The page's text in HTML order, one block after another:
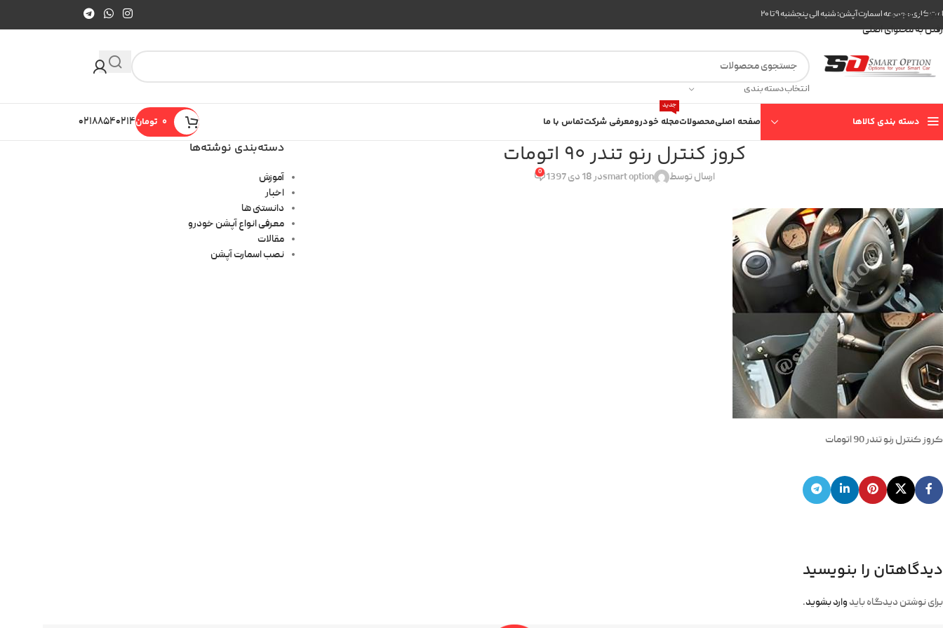
عبور به ناوبری
رفتن به محتوای اصلی
کاری مجموعه اسمارت آپشن: شنبه الی پنجشنبه ۹ تا ۲۰
انتخاب دسته بندی
دسته بندی کالاها صفحه اصلیمحصولاتمجله خودرو
جدید
معرفی شرکتتماس با ما تومان۰۲۱۸۸۵۴۰۲۱۴
کروز کنترل رنو تندر 90 اتومات
ارسال توسط smart optionدر 18 دی 1397 0
کروز کنترل رنو تندر 90 اتومات
دیدگاهتان را بنویسید
برای نوشتن دیدگاه باید وارد بشوید.
دسته‌بندی نوشته‌ها
آموزش
اخبار
دانستنی ها
معرفی انواع آپشن خودرو
مقالات
نصب اسمارت آپشن